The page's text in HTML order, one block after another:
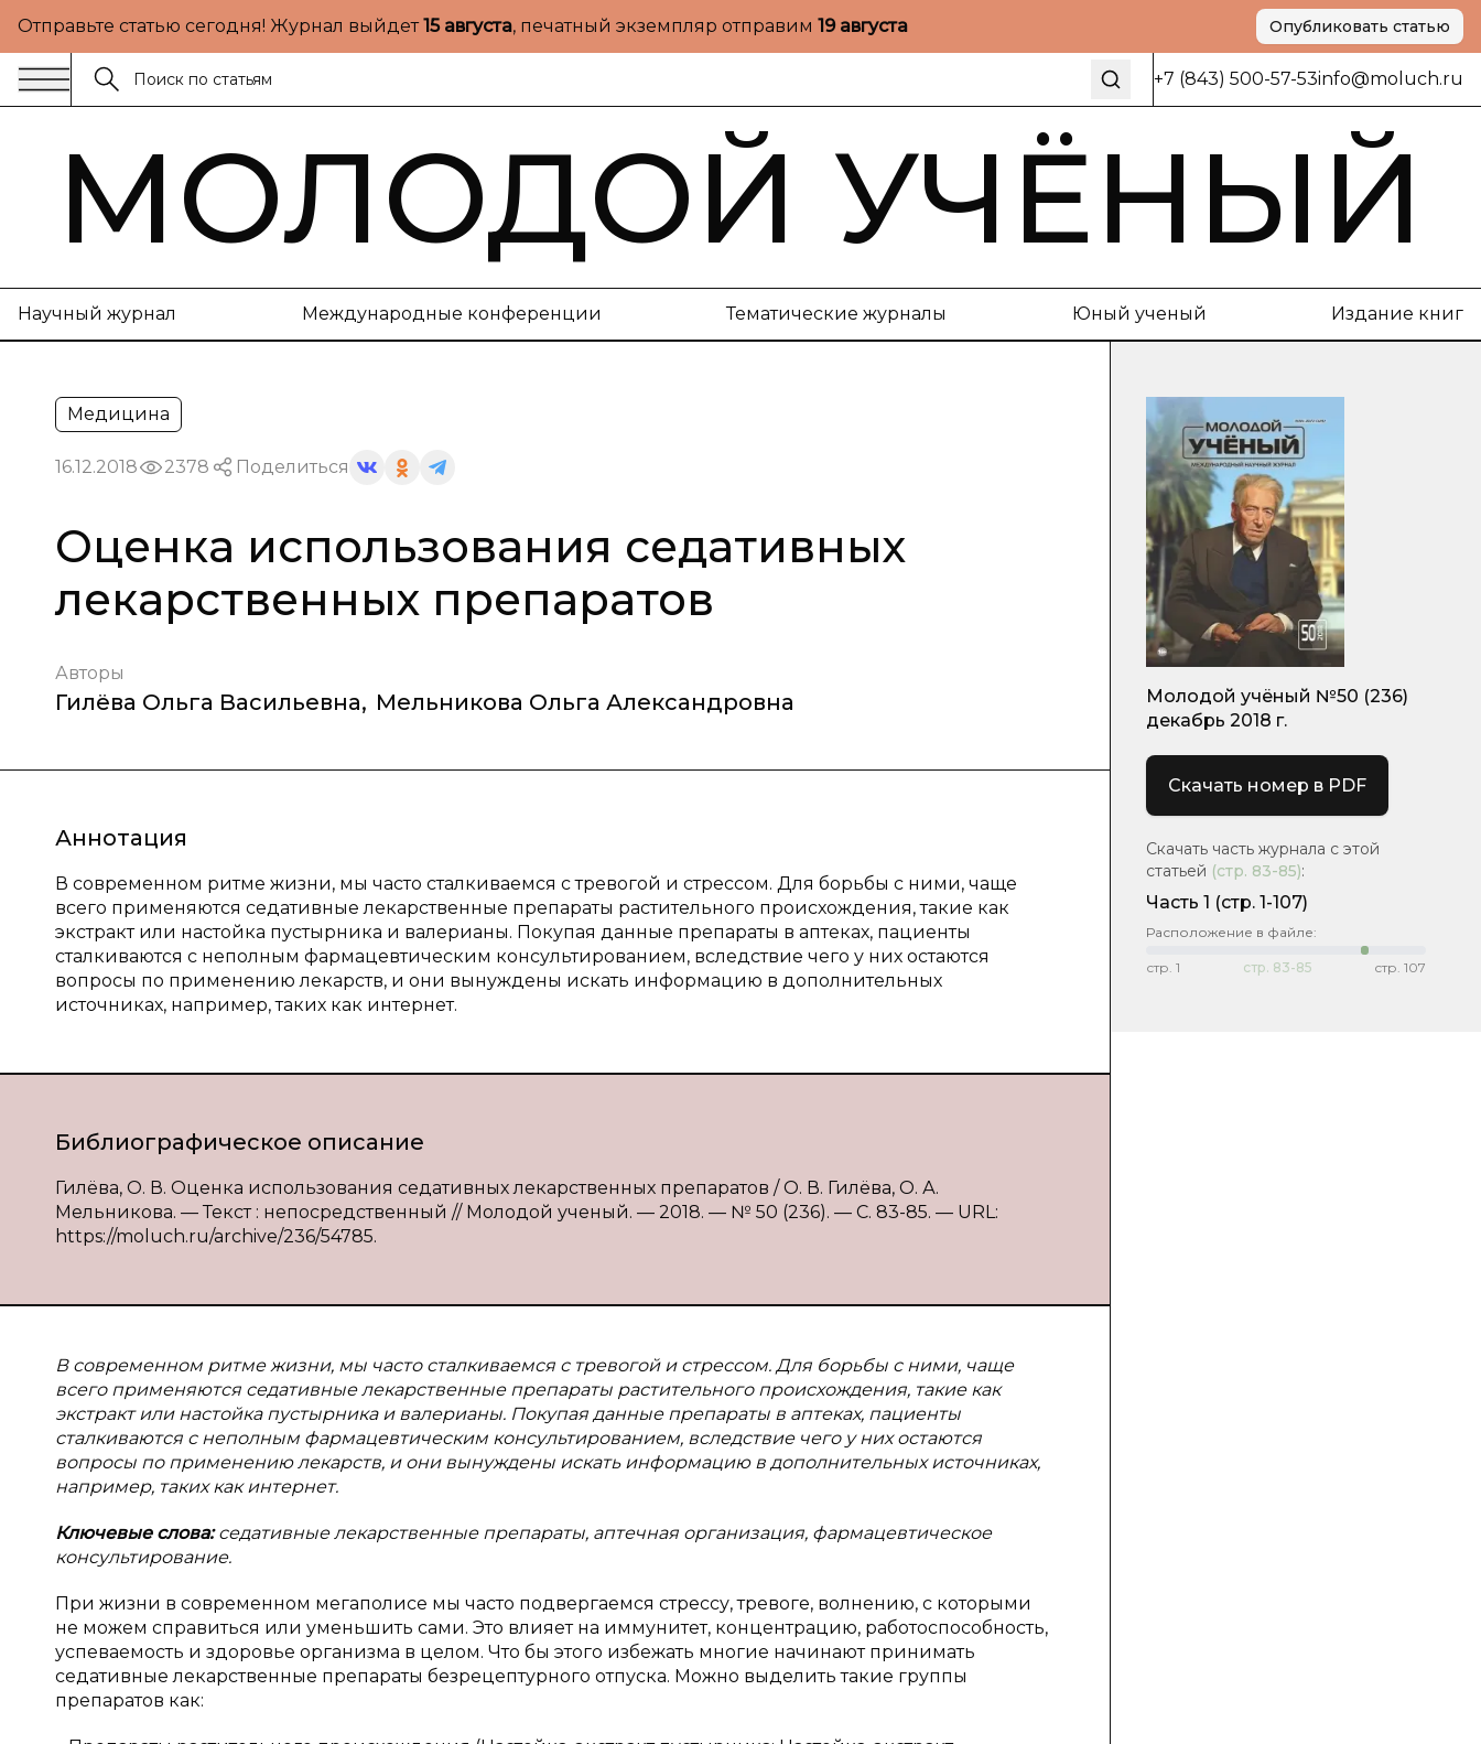
Отправьте статью сегодня! Журнал выйдет15 августа, печатный экземпляр отправим 19 августа Опубликовать статью
+7 (843) 500-57-53info@moluch.ru
МОЛОДОЙ УЧЁНЫЙ
Научный журнал Международные конференции Тематические журналы Юный ученый Издание книг
Медицина
16.12.2018 2378 Поделиться
Оценка использования седативных
лекарственных препаратов
Авторы
Гилёва Ольга Васильевна, Мельникова Ольга Александровна
Аннотация
В современном ритме жизни, мы часто сталкиваемся с тревогой и стрессом. Для борьбы с ними, чаще
всего применяются седативные лекарственные препараты растительного происхождения, такие как
экстракт или настойка пустырника и валерианы. Покупая данные препараты в аптеках, пациенты
сталкиваются с неполным фармацевтическим консультированием, вследствие чего у них остаются
вопросы по применению лекарств, и они вынуждены искать информацию в дополнительных
источниках, например, таких как интернет.
Библиографическое описание
Гилёва, О. В. Оценка использования седативных лекарственных препаратов / О. В. Гилёва, О. А.
Мельникова. — Текст : непосредственный // Молодой ученый. — 2018. — № 50 (236). — С. 83-85. — URL:
https://moluch.ru/archive/236/54785.
В современном ритме жизни, мы часто сталкиваемся с тревогой и стрессом. Для борьбы с ними, чаще
всего применяются седативные лекарственные препараты растительного происхождения, такие как
экстракт или настойка пустырника и валерианы. Покупая данные препараты в аптеках, пациенты
сталкиваются с неполным фармацевтическим консультированием, вследствие чего у них остаются
вопросы по применению лекарств, и они вынуждены искать информацию в дополнительных источниках,
например, таких как интернет.
Ключевые слова:седативные лекарственные препараты, аптечная организация, фармацевтическое
консультирование.
При жизни в современном мегаполисе мы часто подвергаемся стрессу, тревоге, волнению, с которыми
не можем справиться или уменьшить сами. Это влияет на иммунитет, концентрацию, работоспособность,
успеваемость и здоровье организма в целом. Что бы этого избежать многие начинают принимать
седативные лекарственные препараты безрецептурного отпуска. Можно выделить такие группы
препаратов как:
Молодой учёный №50 (236)
декабрь 2018 г.
Скачать номер в PDF
Скачать часть журнала с этой
статьей (стр. 83-85):
Часть 1 (стр. 1-107)
Расположение в файле:
стр. 1 стр. 83-85 стр. 107